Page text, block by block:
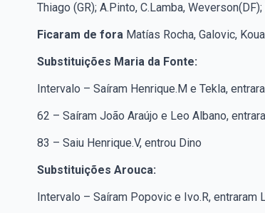
Thiago (GR); A.Pinto, C.Lamba,
Ficaram de fora Matías Rocha, Galovic,
Substituições Maria da Fonte:
Intervalo – Saíram Henrique.M e Tekla,
62 – Saíram João Araújo e Leo Albano,
83 – Saiu Henrique.V, entrou Dino
Substituições Arouca:
Intervalo – Saíram Popovic e Ivo.R, entraram